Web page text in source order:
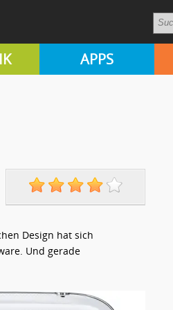
APPS
Design hat sich
Und gerade